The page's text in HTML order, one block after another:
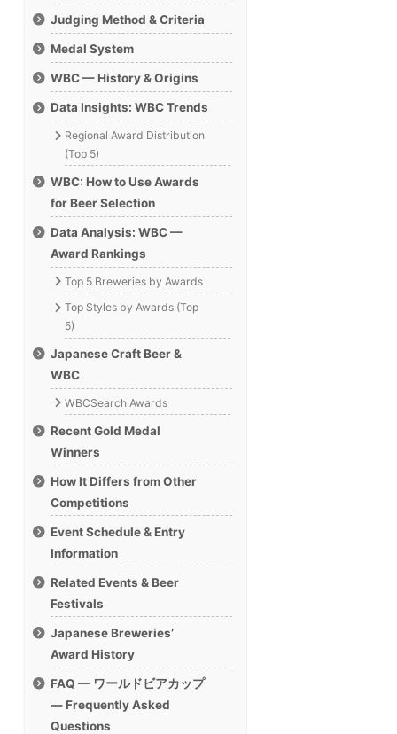
Judging Method & Criteria
Medal System
WBC — History & Origins
Data Insights: WBC Trends
Regional Award Distribution
(Top 5)
WBC: How to Use Awards
for Beer Selection
Data Analysis: WBC —
Award Rankings
Top 5 Breweries by Awards
Top Styles by Awards (Top
5)
Japanese Craft Beer &
WBC
WBCSearch Awards
Recent Gold Medal
Winners
How It Differs from Other
Competitions
Event Schedule & Entry
Information
Related Events & Beer
Festivals
Japanese Breweries’
Award History
FAQ — ワールドビアカップ
— Frequently Asked
Questions